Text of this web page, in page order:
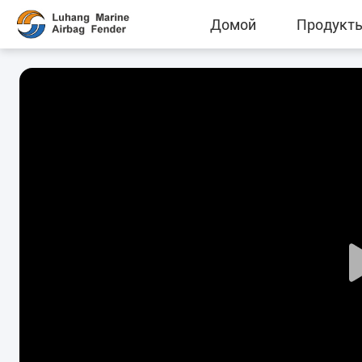
Домой